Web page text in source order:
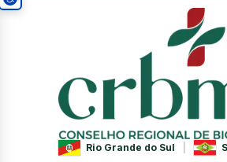
Rio Grande do Sul